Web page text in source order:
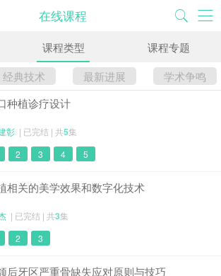
在线课程
课程类型
课程专题
经典技术 最新进展
学术争鸣
种植诊疗设计
彰 | 已完结 | 共5集
2 3 4 5
相关的美学效果和数字化技术
| 已完结 | 共3集
2 3
后牙区严重骨缺失应对原则与技巧